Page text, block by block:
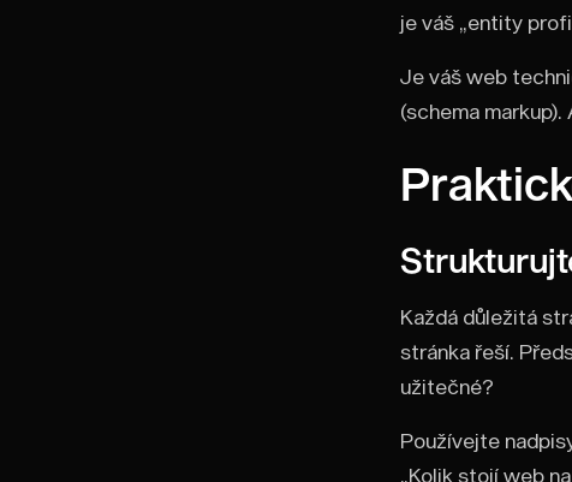
je váš „entity
Je váš web
(schema
Každá důležitá
stránka řeší.
užitečné?
Používejte
„Kolik stojí web